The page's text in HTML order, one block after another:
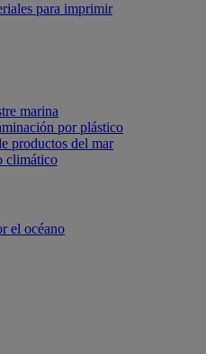
para imprimir
marina
por plástico
productos del mar
climático
el océano